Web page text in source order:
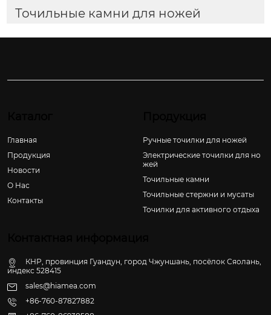
Точильные камни для ножей
Главная
Продукция
Новости
О Hас
Контакты
Ручные точилки для ножей
Электрические точилки для но
жей
Точильные камни
Точильные стержни и мусаты
Точилки для активного отдыха
КНР, провинция Гуандун, город Чжуншань, посёлок Сяолань,
индекс 528415
sales@hiamea.com
+86-760-87827882